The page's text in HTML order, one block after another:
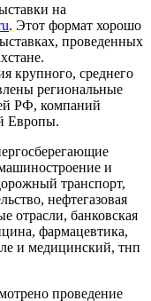
на
. Этот формат хорошо
проведенных
крупного, среднего
региональные
РФ, компаний
Европы.
и
транспорт,
нефтегазовая
отрасли, банковская
фармацевтика,
и медицинский, тнп
проведение